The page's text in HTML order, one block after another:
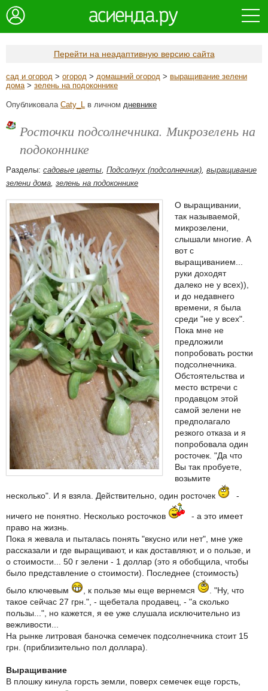
Перейти на неадаптивную версию сайта
сад и огород > огород > домашний огород > выращивание зелени
дома> зелень на подоконнике
Опубликовала Caty_L в личном дневнике
Росточки подсолнечника. Микрозелень на
подоконнике
Разделы: садовые цветы, Подсолнух (подсолнечник), выращивание
зелени дома, зелень на подоконнике
О выращивании,
так называемой,
микрозелени,
слышали многие. А
вот с
выращиванием...
руки доходят
далеко не у всех)),
и до недавнего
времени, я была
среди "не у всех".
Пока мне не
предложили
попробовать ростки
подсолнечника.
Обстоятельства и
место встречи с
продавцом этой
самой зелени не
предполагало
резкого отказа и я
попробовала один
росточек. "Да что
Вы так пробуете,
возьмите
несколько". И я взяла. Действительно, один росточек
-
ничего не понятно. Несколько росточков
- а это имеет
право на жизнь.
Пока я жевала и пыталась понять "вкусно или нет", мне уже
рассказали и где выращивают, и как доставляют, и о пользе, и
о стоимости... 50 г зелени - 1 доллар (это я обобщила, чтобы
было представление о стоимости). Последнее (стоимость)
было ключевым
, к пользе мы еще вернемся
. "Ну, что
такое сейчас 27 грн.", - щебетала продавец, - "а сколько
пользы...", но кажется, я ее уже слушала исключительно из
вежливости...
На рынке литровая баночка семечек подсолнечника стоит 15
грн. (приблизительно пол доллара).
Выращивание
В плошку кинула горсть земли, поверх семечек еще горсть,